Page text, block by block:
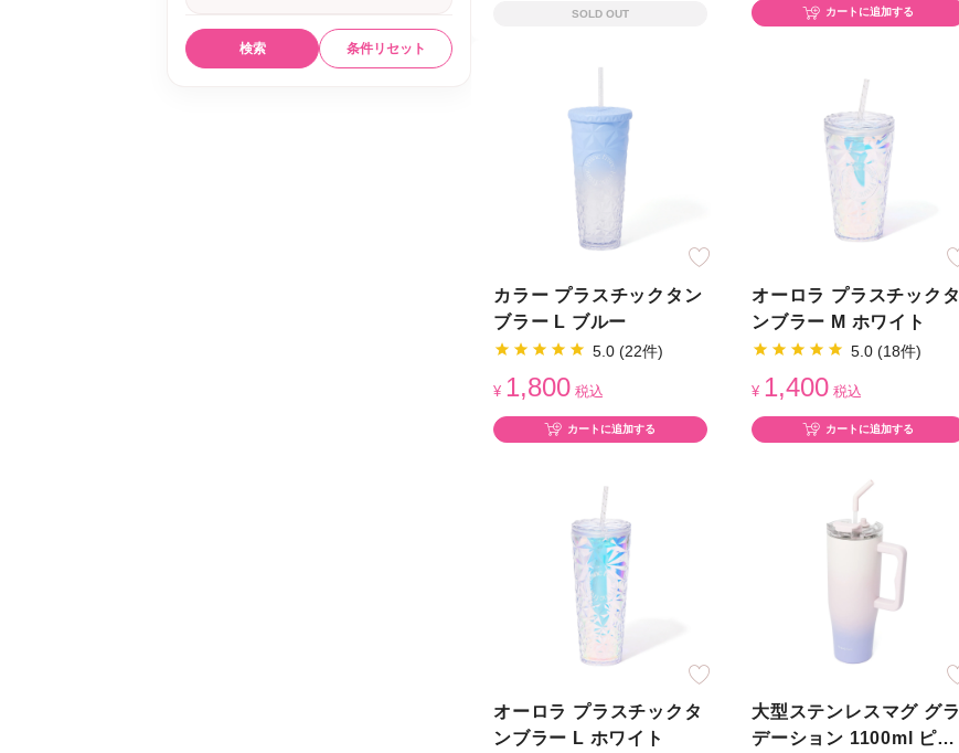
検索 条件リセット
SOLD OUT カートに追加する
カラー プラスチックタン
ブラー L ブルー
5.0 (22件)
¥ 1,800 税込
カートに追加する
オーロラ プラスチックタ
ンブラー M ホワイト
5.0 (18件)
¥ 1,400税込
カートに追加する
オーロラ プラスチックタ
ンブラー L ホワイト
大型ステンレスマグ グラ
デーション 1100ml ピン